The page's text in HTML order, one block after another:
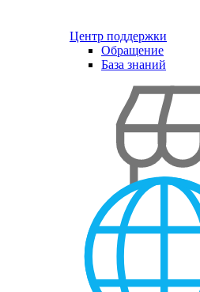
Центр поддержки
Обращение
База знаний